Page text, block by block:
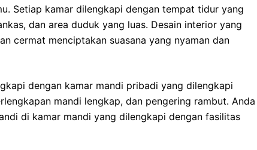
Setiap kamar dilengkapi dengan tempat tidur yang
dan area duduk yang luas. Desain interior yang
cermat menciptakan suasana yang nyaman dan
dengan kamar mandi pribadi yang dilengkapi
mandi lengkap, dan pengering rambut. Anda
di kamar mandi yang dilengkapi dengan fasilitas